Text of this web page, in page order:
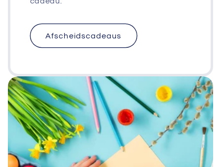
Afscheidscadeaus